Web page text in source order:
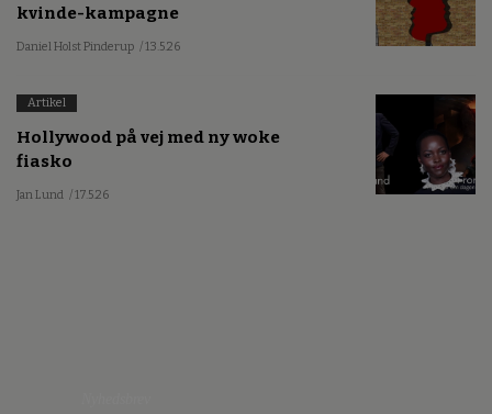
kvinde-kampagne
Daniel Holst Pinderup / 13.5.26
Artikel
Hollywood på vej med ny woke
fiasko
Jan Lund / 17.5.26